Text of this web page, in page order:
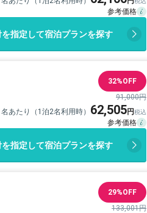
を指定して宿泊プランを探す
32%OFF
91,000円
名あたり（1泊2名利用時） 62,505
を指定して宿泊プランを探す
29%OFF
133,001円